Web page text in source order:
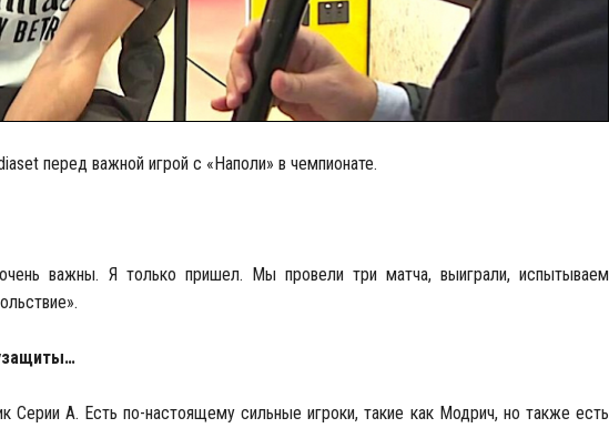
перед важной игрой с «Наполи» в чемпионате.
важны. Я только пришел. Мы провели три матча, выиграли, испытываем
Серии А. Есть по-настоящему сильные игроки, такие как Модрич, но также есть